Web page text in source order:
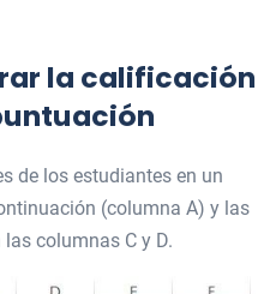
la calificación
de los estudiantes en un
(columna A) y las
columnas C y D.